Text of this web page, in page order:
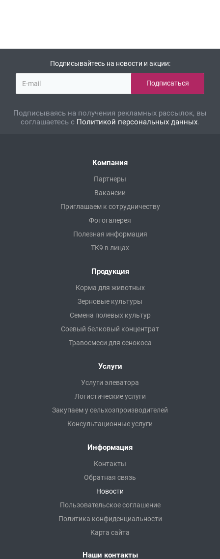
Подписывайтесь на новости и акции:
Подписываясь на получения рекламных рассылок, вы
соглашаетесь с Политикой персональных данных.
Компания
Партнеры
Вакансии
Приглашаем к сотрудничеству
Фотогалерея
Полезная информация
ТК9 в лицах
Продукция
Корма для животных
Зерновые культуры
Семена полевых культур
Соевый белковый концентрат
Травосмеси для сенокоса
Услуги
Услуги элеватора
Логистические услуги
Закупаем у сельхозпроизводителей
Консультационные услуги
Информация
Контакты
Обратная связь
Новости
Пользовательское соглашение
Политика конфиденциальности
Карта сайта
Наши контакты